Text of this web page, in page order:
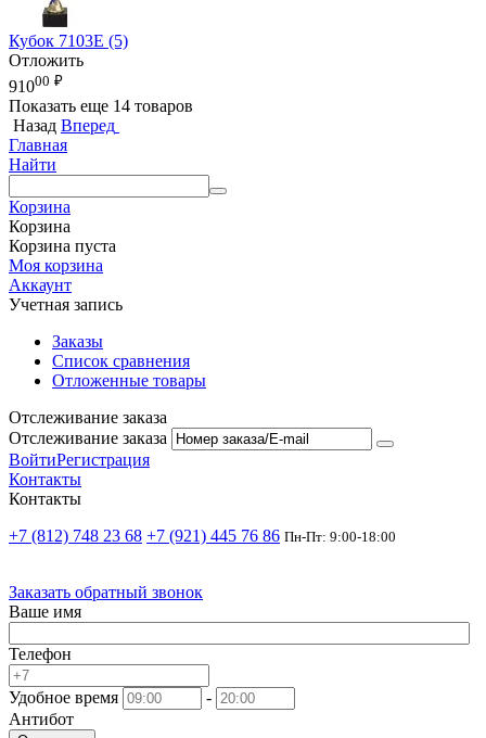
Кубок 7103E (5)
Отложить
91000 ₽
Показать еще 14 товаров
Назад Вперед
Главная
Найти
Корзина
Корзина
Корзина пуста
Моя корзина
Аккаунт
Учетная запись
Заказы
Список сравнения
Отложенные товары
Отслеживание заказа
Отслеживание заказа
ВойтиРегистрация
Контакты
Контакты
+7 (812) 748 23 68 +7 (921) 445 76 86 Пн-Пт: 9:00-18:00
Заказать обратный звонок
Ваше имя
Телефон
Удобное время
-
Антибот